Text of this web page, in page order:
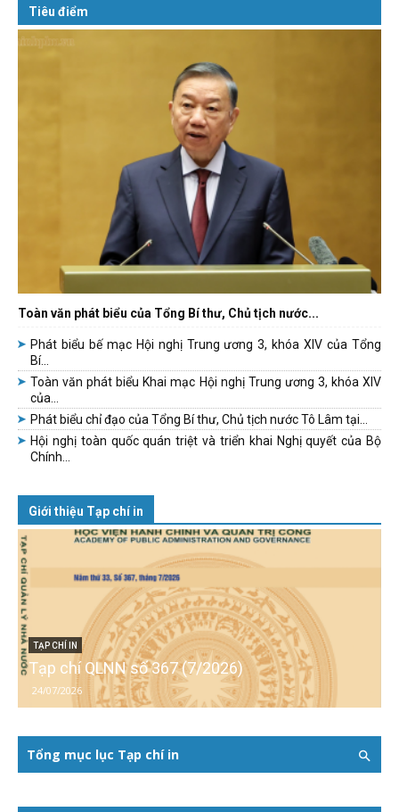
Tiêu điểm
Toàn văn phát biểu của Tổng Bí thư, Chủ tịch nước...
Phát biểu bế mạc Hội nghị Trung ương 3, khóa XIV của Tổng
Bí...
Toàn văn phát biểu Khai mạc Hội nghị Trung ương 3, khóa XIV
của...
Phát biểu chỉ đạo của Tổng Bí thư, Chủ tịch nước Tô Lâm tại...
Hội nghị toàn quốc quán triệt và triển khai Nghị quyết của Bộ
Chính...
Giới thiệu Tạp chí in
TẠP CHÍ IN
Tạp chí QLNN số 367 (7/2026)
24/07/2026
Tổng mục lục Tạp chí in